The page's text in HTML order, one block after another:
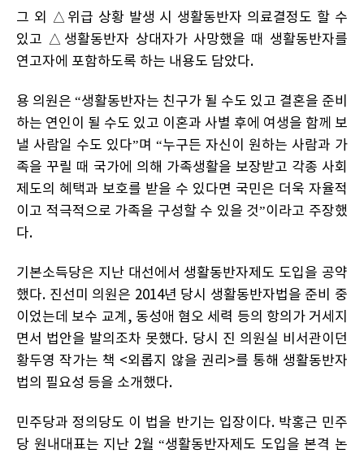
그 외 △위급 상황 발생 시 생활동반자 의료결정도 할 수
있고 △생활동반자 상대자가 사망했을 때 생활동반자를
연고자에 포함하도록 하는 내용도 담았다.
용 의원은 “생활동반자는 친구가 될 수도 있고 결혼을 준비
하는 연인이 될 수도 있고 이혼과 사별 후에 여생을 함께 보
낼 사람일 수도 있다”며 “누구든 자신이 원하는 사람과 가
족을 꾸릴 때 국가에 의해 가족생활을 보장받고 각종 사회
제도의 혜택과 보호를 받을 수 있다면 국민은 더욱 자율적
이고 적극적으로 가족을 구성할 수 있을 것”이라고 주장했
다.
기본소득당은 지난 대선에서 생활동반자제도 도입을 공약
했다. 진선미 의원은 2014년 당시 생활동반자법을 준비 중
이었는데 보수 교계, 동성애 혐오 세력 등의 항의가 거세지
면서 법안을 발의조차 못했다. 당시 진 의원실 비서관이던
황두영 작가는 책 <외롭지 않을 권리>를 통해 생활동반자
법의 필요성 등을 소개했다.
민주당과 정의당도 이 법을 반기는 입장이다. 박홍근 민주
당 원내대표는 지난 2월 “생활동반자제도 도입을 본격 논